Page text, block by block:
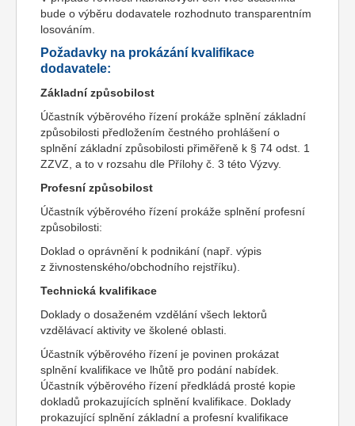
bude o výběru dodavatele rozhodnuto transparentním
losováním.
Požadavky na prokázání kvalifikace
dodavatele:
Základní způsobilost
Účastník výběrového řízení prokáže splnění základní
způsobilosti předložením čestného prohlášení o
splnění základní způsobilosti přiměřeně k § 74 odst. 1
ZZVZ, a to v rozsahu dle Přílohy č. 3 této Výzvy.
Profesní způsobilost
Účastník výběrového řízení prokáže splnění profesní
způsobilosti:
Doklad o oprávnění k podnikání (např. výpis
z živnostenského/obchodního rejstříku).
Technická kvalifikace
Doklady o dosaženém vzdělání všech lektorů
vzdělávací aktivity ve školené oblasti.
Účastník výběrového řízení je povinen prokázat
splnění kvalifikace ve lhůtě pro podání nabídek.
Účastník výběrového řízení předkládá prosté kopie
dokladů prokazujících splnění kvalifikace. Doklady
prokazující splnění základní a profesní kvalifikace